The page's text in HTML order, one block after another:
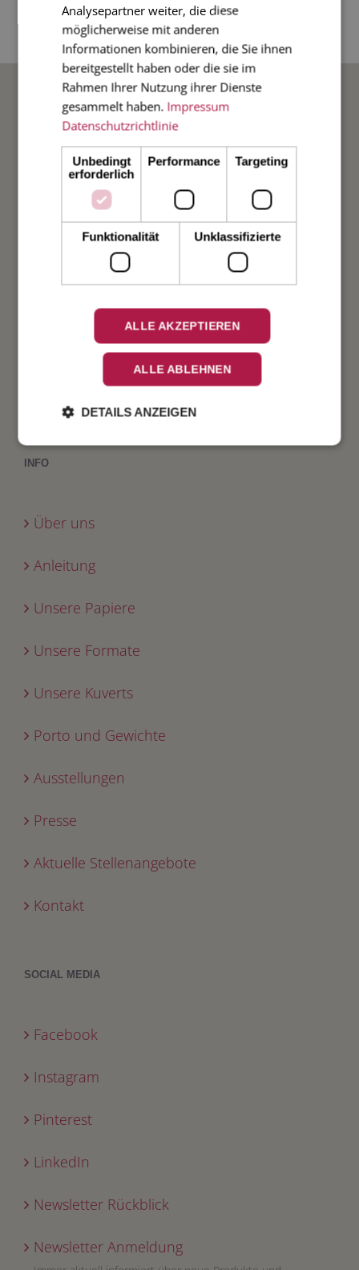
4-seitige Klappkarte im Diplomatenformat, 17 x
11cm, mit rot gefüttertem Umschlag.
BELIEBTE ANLÄSSE
Weihnachten
Taufe
Verlobung
Geburtstag
INFO
Über uns
Anleitung
Unsere Papiere
Unsere Formate
Unsere Kuverts
Porto und Gewichte
Ausstellungen
Presse
Aktuelle Stellenangebote
Kontakt
SOCIAL MEDIA
Facebook
Instagram
Pinterest
LinkedIn
Newsletter Rückblick
Newsletter Anmeldung
Analysepartner weiter, die diese
möglicherweise mit anderen
Informationen kombinieren, die Sie ihnen
bereitgestellt haben oder die sie im
Rahmen Ihrer Nutzung ihrer Dienste
gesammelt haben. Impressum
Datenschutzrichtlinie
Unbedingt
erforderlich
Performance Targeting
Funktionalität Unklassifizierte
ALLE AKZEPTIEREN
ALLE ABLEHNEN
DETAILS ANZEIGEN